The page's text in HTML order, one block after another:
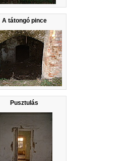
A tátongó pince
Pusztulás